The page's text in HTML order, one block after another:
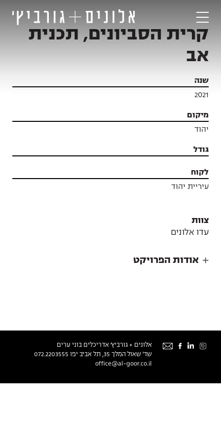
פרויקטים
צור קשר
קרית הסביונים, תכנית
אב
שנה
2021
מיקום
יהוד
גודל
לקוח
עיריית יהוד
אודות הפרויקט
צוות
עדו אלונים
אלונים + גורביץ׳ אדריכלים בוני ערים
שד' שאול המלך 35, תל אביב יפו
072.2203555
office@al-goor.co.il